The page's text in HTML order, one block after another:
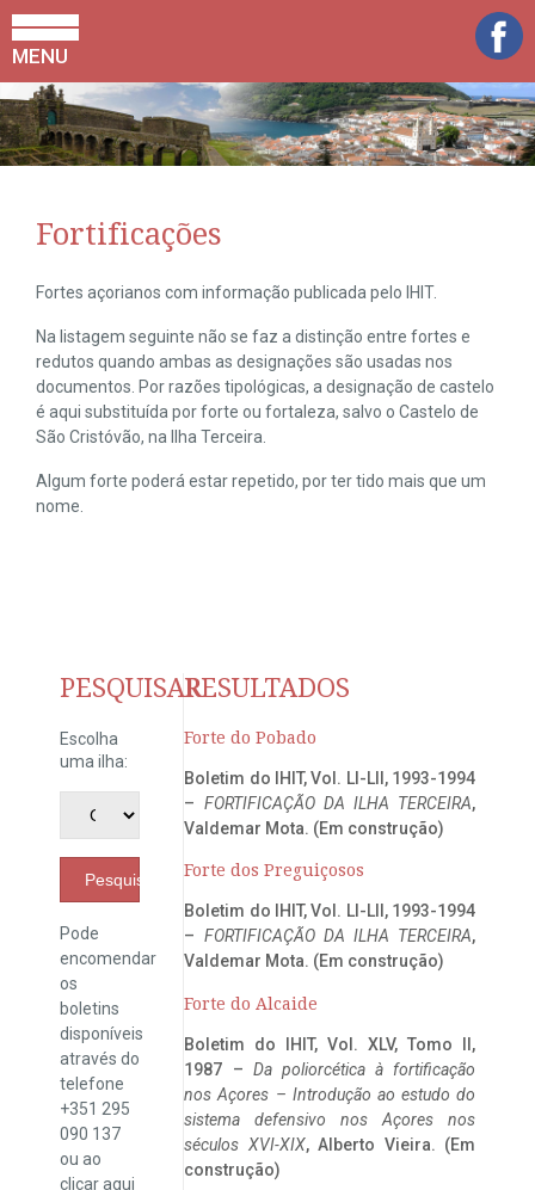
MENU
Fortificações
Fortes açorianos com informação publicada pelo IHIT.
Na listagem seguinte não se faz a distinção entre fortes e
redutos quando ambas as designações são usadas nos
documentos. Por razões tipológicas, a designação de castelo
é aqui substituída por forte ou fortaleza, salvo o Castelo de
São Cristóvão, na Ilha Terceira.
Algum forte poderá estar repetido, por ter tido mais que um
nome.
PESQUISAR
Escolha
uma ilha:
Pesquisar
Pode
encomendar
os
boletins
disponíveis
através do
telefone
+351 295
090 137
ou ao
clicaraqui
RESULTADOS
Forte do Pobado
Boletim do IHIT, Vol. LI-LII, 1993-1994
– FORTIFICAÇÃO DA ILHA TERCEIRA,
Valdemar Mota. (Em construção)
Forte dos Preguiçosos
Boletim do IHIT, Vol. LI-LII, 1993-1994
– FORTIFICAÇÃO DA ILHA TERCEIRA,
Valdemar Mota. (Em construção)
Forte do Alcaide
Boletim do IHIT, Vol. XLV, Tomo II,
1987 – Da poliorcética à fortificação
nos Açores – Introdução ao estudo do
sistema defensivo nos Açores nos
séculos XVI-XIX, Alberto Vieira. (Em
construção)